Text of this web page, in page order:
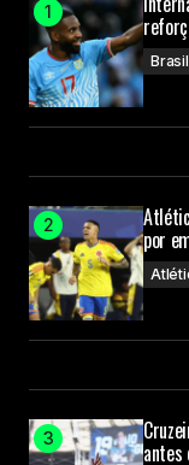
Brasil
por
antes